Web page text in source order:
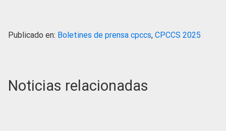
Publicado en: Boletines de prensa cpccs, CPCCS 2025
Noticias relacionadas